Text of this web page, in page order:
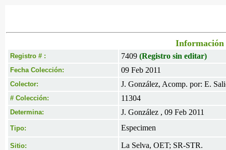
Información
Registro # : 7409 (Registro sin editar)
Fecha Colección: 09 Feb 2011
Colector: J. González, Acomp. por: E.
# Colección: 11304
Determina: J. González , 09 Feb 2011
Tipo: Especimen
Sitio: La Selva, OET; SR-STR.